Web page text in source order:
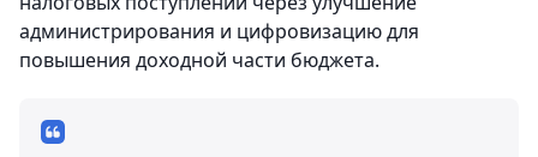
администрирования и цифровизацию для
повышения доходной части бюджета.